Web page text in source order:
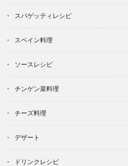
スパゲッティレシピ
スペイン料理
ソースレシピ
チンゲン菜料理
チーズ料理
デザート
ドリンクレシピ